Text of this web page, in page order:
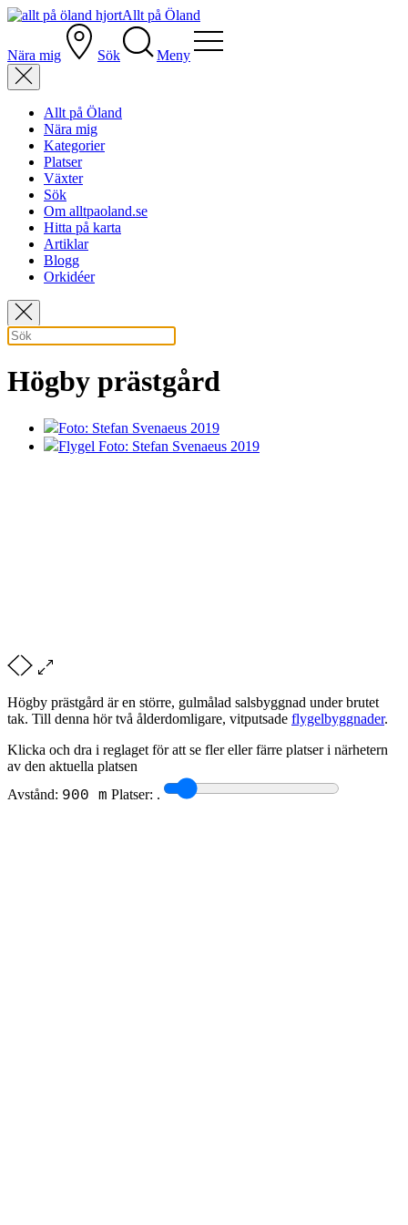
Allt på Öland
Nära mig Sök Meny
Allt på Öland
Nära mig
Kategorier
Platser
Växter
Sök
Om alltpaoland.se
Hitta på karta
Artiklar
Blogg
Orkidéer
Högby prästgård
Foto: Stefan Svenaeus 2019
Flygel Foto: Stefan Svenaeus 2019
Högby prästgård är en större, gulmålad salsbyggnad under brutet
tak. Till denna hör två ålderdomligare, vitputsade flygelbyggnader.
Klicka och dra i reglaget för att se fler eller färre platser i närhetern
av den aktuella platsen
Avstånd: 900 m Platser: .